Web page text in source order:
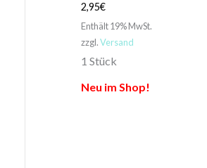
2,95€
Enthält 19% MwSt.
zzgl.Versand
1 Stück
Neu im Shop!